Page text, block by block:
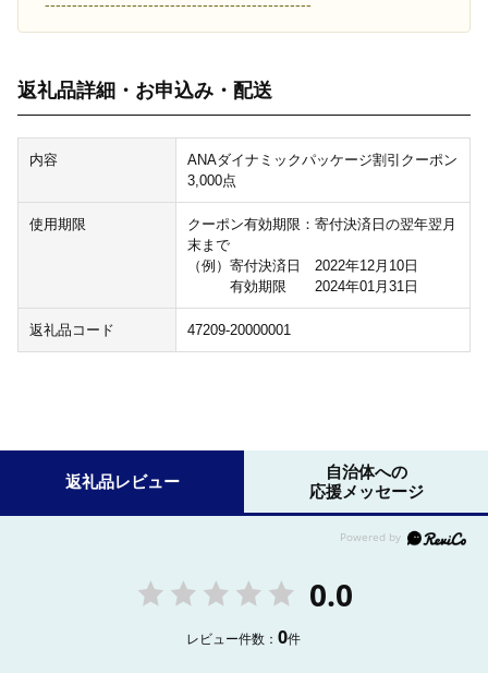
-------------------------------------------------
返礼品詳細・お申込み・配送
内容
ANAダイナミックパッケージ割引クーポン
3,000点
使用期限
クーポン有効期限：寄付決済日の翌年翌月
末まで
（例）寄付決済日 2022年12月10日
有効期限 2024年01月31日
返礼品コード 47209-20000001
返礼品レビュー
自治体への
応援メッセージ
0.0
レビュー件数：0件